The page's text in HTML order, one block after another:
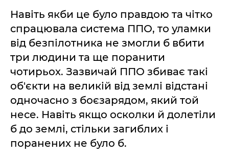
Навіть якби це було правдою та чітко
спрацювала система ППО, то уламки
від безпілотника не змогли б вбити
три людини та ще поранити
чотирьох. Зазвичай ППО збиває такі
об'єкти на великій від землі відстані
одночасно з боєзарядом, який той
несе. Навіть якщо осколки й долетіли
б до землі, стільки загиблих і
поранених не було б.